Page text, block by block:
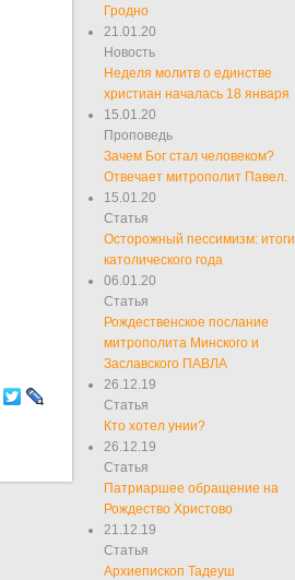
Гродно
21.01.20
Новость
Неделя молитв о единстве
христиан началась 18 января
15.01.20
Проповедь
Зачем Бог стал человеком?
Отвечает митрополит Павел.
15.01.20
Статья
Осторожный пессимизм: итоги
католического года
06.01.20
Статья
Рождественское послание
митрополита Минского и
Заславского ПАВЛА
26.12.19
Статья
Кто хотел унии?
26.12.19
Статья
Патриаршее обращение на
Рождество Христово
21.12.19
Статья
Архиепископ Тадеуш